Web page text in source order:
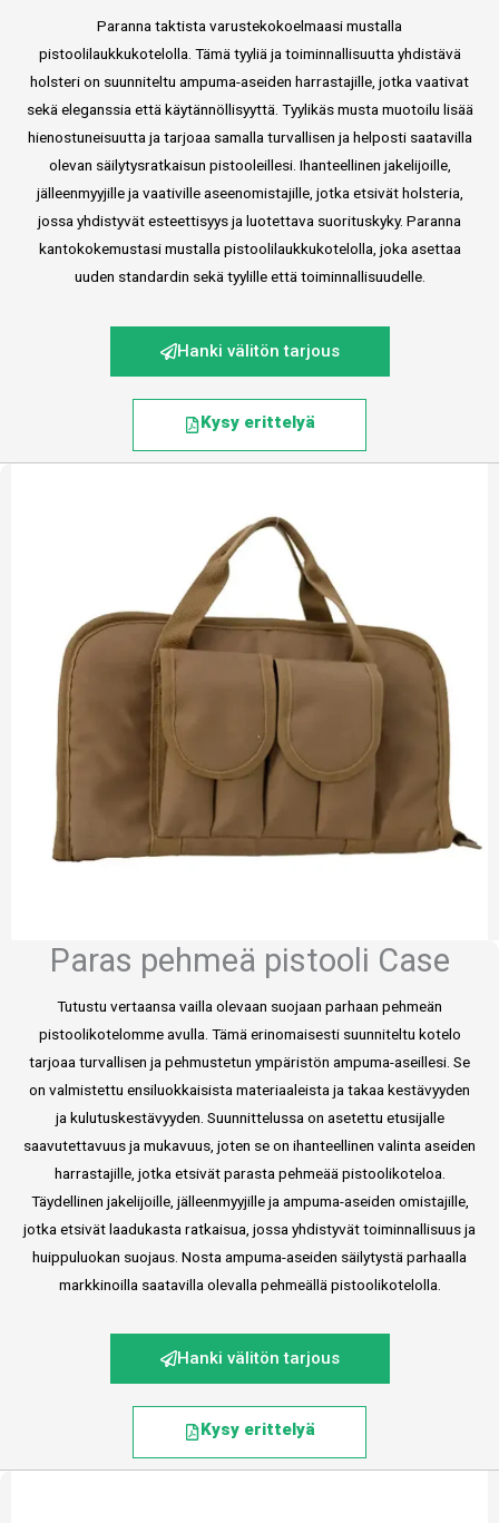
Paranna taktista varustekokoelmaasi mustalla
pistoolilaukkukotelolla. Tämä tyyliä ja toiminnallisuutta yhdistävä
holsteri on suunniteltu ampuma-aseiden harrastajille, jotka vaativat
sekä eleganssia että käytännöllisyyttä. Tyylikäs musta muotoilu lisää
hienostuneisuutta ja tarjoaa samalla turvallisen ja helposti saatavilla
olevan säilytysratkaisun pistooleillesi. Ihanteellinen jakelijoille,
jälleenmyyjille ja vaativille aseenomistajille, jotka etsivät holsteria,
jossa yhdistyvät esteettisyys ja luotettava suorituskyky. Paranna
kantokokemustasi mustalla pistoolilaukkukotelolla, joka asettaa
uuden standardin sekä tyylille että toiminnallisuudelle.
Hanki välitön tarjous
Kysy erittelyä
Paras pehmeä pistooli Case
Tutustu vertaansa vailla olevaan suojaan parhaan pehmeän
pistoolikotelomme avulla. Tämä erinomaisesti suunniteltu kotelo
tarjoaa turvallisen ja pehmustetun ympäristön ampuma-aseillesi. Se
on valmistettu ensiluokkaisista materiaaleista ja takaa kestävyyden
ja kulutuskestävyyden. Suunnittelussa on asetettu etusijalle
saavutettavuus ja mukavuus, joten se on ihanteellinen valinta aseiden
harrastajille, jotka etsivät parasta pehmeää pistoolikoteloa.
Täydellinen jakelijoille, jälleenmyyjille ja ampuma-aseiden omistajille,
jotka etsivät laadukasta ratkaisua, jossa yhdistyvät toiminnallisuus ja
huippuluokan suojaus. Nosta ampuma-aseiden säilytystä parhaalla
markkinoilla saatavilla olevalla pehmeällä pistoolikotelolla.
Hanki välitön tarjous
Kysy erittelyä